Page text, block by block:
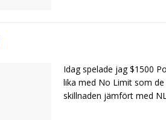
Idag spelade jag $1500
lika med No Limit som
skillnaden jämfört med